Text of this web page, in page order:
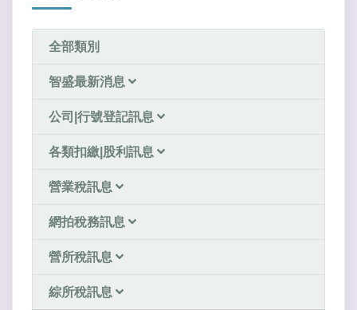
全部類別
智盛最新消息
公司|行號登記訊息
各類扣繳|股利訊息
營業稅訊息
網拍稅務訊息
營所稅訊息
綜所稅訊息